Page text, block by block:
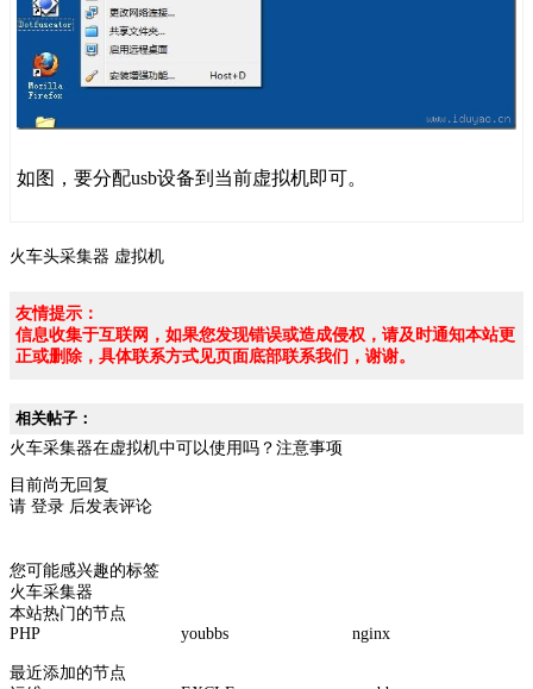
如图，要分配usb设备到当前虚拟机即可。
火车头采集器 虚拟机
友情提示：
信息收集于互联网，如果您发现错误或造成侵权，请及时通知本站更
正或删除，具体联系方式见页面底部联系我们，谢谢。
相关帖子：
火车采集器在虚拟机中可以使用吗？注意事项
目前尚无回复
请 登录 后发表评论
您可能感兴趣的标签
火车采集器
本站热门的节点
PHP
youbbs nginx
最近添加的节点